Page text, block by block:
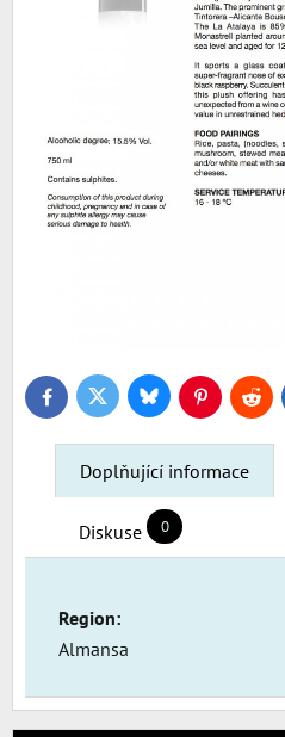
FacebookTwitter BlueskyPinterestReddit
Doplňující informace
Diskuse 0
Region:
Almansa